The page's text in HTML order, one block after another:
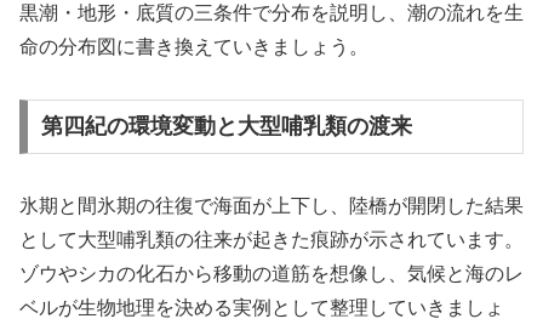
黒潮・地形・底質の三条件で分布を説明し、潮の流れを生
命の分布図に書き換えていきましょう。
第四紀の環境変動と大型哺乳類の渡来
氷期と間氷期の往復で海面が上下し、陸橋が開閉した結果
として大型哺乳類の往来が起きた痕跡が示されています。
ゾウやシカの化石から移動の道筋を想像し、気候と海のレ
ベルが生物地理を決める実例として整理していきましょ